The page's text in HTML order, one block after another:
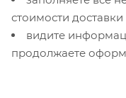
стоимости
видите
продолжаете